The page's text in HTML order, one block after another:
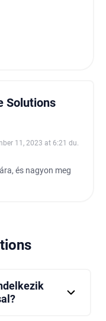
Solutions
11, 2023 at 6:21 du.
és nagyon meg